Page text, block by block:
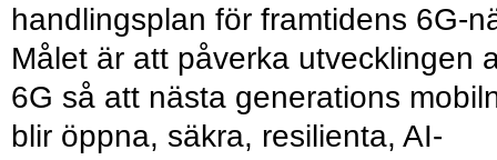
handlingsplan för framtidens 6G-
Målet är att påverka utvecklingen
6G så att nästa generations
blir öppna, säkra, resilienta, AI-